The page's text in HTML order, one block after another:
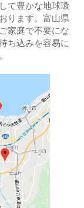
て豊かな地球環
ります。富山県
家庭で不要にな
ち込みを容易に